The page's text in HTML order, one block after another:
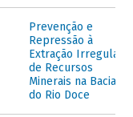
Prevenção e
Repressão à
Extração Irregular
de Recursos
Minerais na Bacia
do Rio Doce